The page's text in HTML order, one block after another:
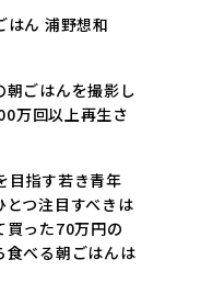
はん 浦野想和
ごはんを撮影し
万回以上再生さ
目指す若き青年
つ注目すべきは
買った70万円の
食べる朝ごはんは